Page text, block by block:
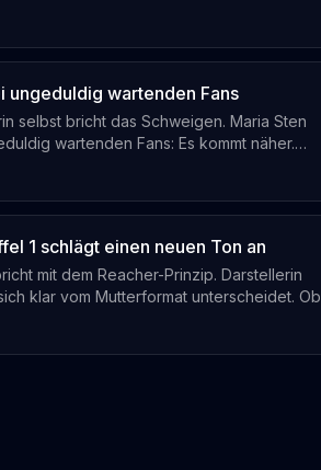
ungeduldig wartenden Fans
selbst bricht das Schweigen. Maria Sten
wartenden Fans: Es kommt näher.
für das Reacher-Spin-off
1 schlägt einen neuen Ton an
mit dem Reacher-Prinzip. Darstellerin
klar vom Mutterformat unterscheidet. Ob
die entscheidende Frage sein.